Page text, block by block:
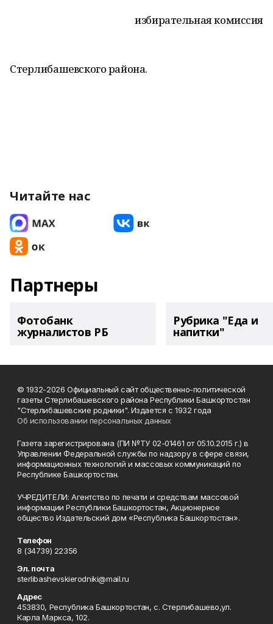
избирательная комиссия
Стерлибашевского района.
Читайте нас
Партнеры
Фотобанк
журналистов РБ
Рубрика "Еда и
напитки"
© 1932-2026 Официальный сайт общественно-политической
газеты Стерлибашевского района Республики Башкортостан
"Стерлибашевские родники". Издается с 1932 года
Об использовании персональных данных
Газета зарегистрирована (ПИ №ТУ 02-01461 от 05.10.2015 г.) в
Управлении Федеральной службы по надзору в сфере связи,
информационных технологий и массовых коммуникаций по
Республике Башкортостан.
УЧРЕДИТЕЛИ: Агентство по печати и средствам массовой
информации Республики Башкортостан, Акционерное
общество Издательский дом «Республика Башкортостан».
Телефон
8 (34739) 22356
Эл. почта
sterlibashevskierodniki@mail.ru
Адрес
453830, Республика Башкортостан, c. Стерлибашево,ул.
Карла Маркса, 102.